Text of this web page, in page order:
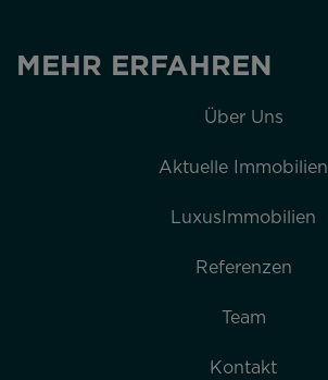
MEHR ERFAHREN
Über Uns
Aktuelle Immobilien
LuxusImmobilien
Referenzen
Team
Kontakt